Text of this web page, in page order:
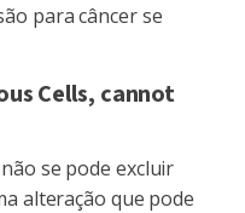
para câncer se
Cells, cannot
se pode excluir
alteração que pode